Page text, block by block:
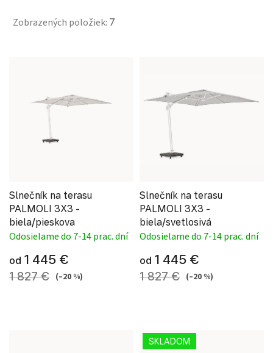
Zobrazených položiek: 7
Slnečník na terasu
PALMOLI 3X3 -
biela/pieskova
Odosielame do 7-14 prac. dní
od 1 445 €
1 827 € (–20 %)
Slnečník na terasu
PALMOLI 3X3 -
biela/svetlosivá
Odosielame do 7-14 prac. dní
od 1 445 €
1 827 € (–20 %)
SKLADOM